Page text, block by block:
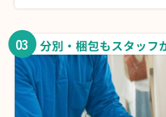
03 分別・梱包もスタッフ